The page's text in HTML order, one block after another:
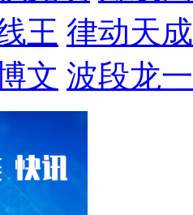
王 律动天成
文 波段龙一